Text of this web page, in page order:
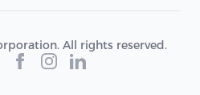
All rights reserved.